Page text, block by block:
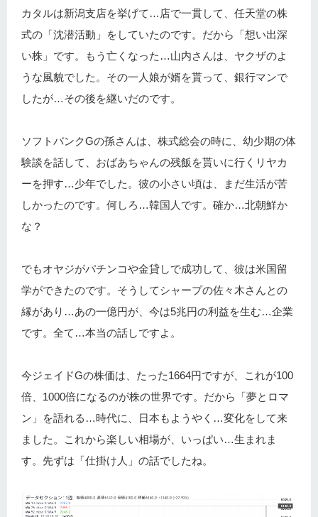
カタルは新潟支店を挙げて…店で一貫して、任天堂の株
式の「沈潜活動」をしていたのです。だから「想い出深
い株」です。もう亡くなった…山内さんは、ヤクザのよ
うな風貌でした。その一人娘が婿を貰って、銀行マンで
したが…その後を継いだのです。
ソフトバンクGの孫さんは、株式総会の時に、幼少期の体
験談を話して、おばあちゃんの残飯を貰いに行くリヤカ
ーを押す…少年でした。彼の小さい頃は、まだ生活が苦
しかったのです。何しろ…韓国人です。確か…北朝鮮か
な？
でもオヤジがパチンコや金貸しで成功して、彼は米国留
学ができたのです。そうしてシャープの佐々木さんとの
縁があり…あの一億円が、今は5兆円の利益を生む…企業
です。全て…本当の話しですよ。
今ジェイドGの株価は、たった1664円ですが、これが100
倍、1000倍になるのが株の世界です。だから「夢とロマ
ン」を語れる…時代に、日本もようやく…変化をして来
ました。これから楽しい相場が、いっぱい…生まれま
す。先ずは「仕掛け人」の話でしたね。